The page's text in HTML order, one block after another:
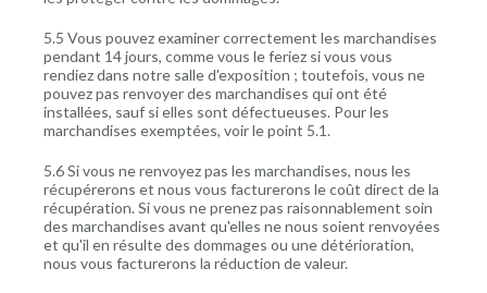
5.5 Vous pouvez examiner correctement les marchandises
pendant 14 jours, comme vous le feriez si vous vous
rendiez dans notre salle d'exposition ; toutefois, vous ne
pouvez pas renvoyer des marchandises qui ont été
installées, sauf si elles sont défectueuses. Pour les
marchandises exemptées, voir le point 5.1.
5.6 Si vous ne renvoyez pas les marchandises, nous les
récupérerons et nous vous facturerons le coût direct de la
récupération. Si vous ne prenez pas raisonnablement soin
des marchandises avant qu'elles ne nous soient renvoyées
et qu'il en résulte des dommages ou une détérioration,
nous vous facturerons la réduction de valeur.